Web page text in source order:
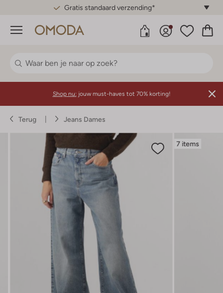
Gratis standaard verzending*
Menu
Shop nu: jouw must-haves tot 70% korting!
Terug Jeans Dames
7 items